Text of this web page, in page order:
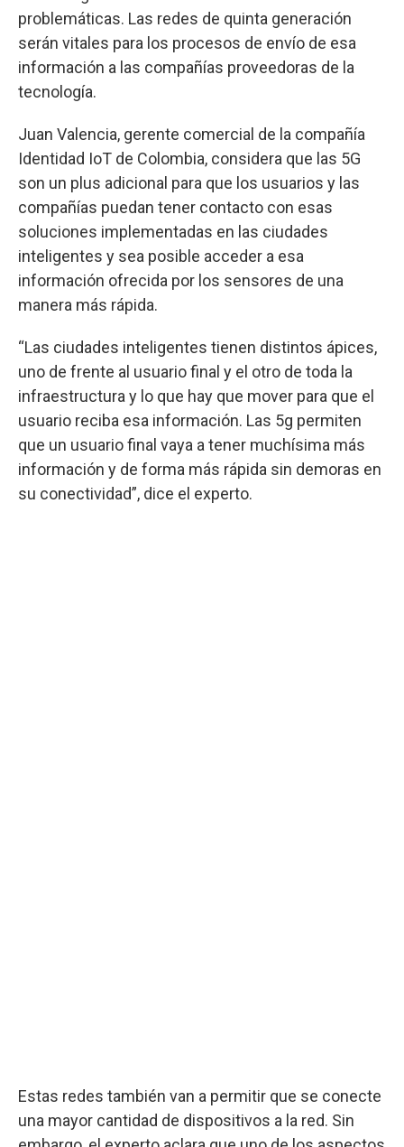
problemáticas. Las redes de quinta generación
serán vitales para los procesos de envío de esa
información a las compañías proveedoras de la
tecnología.
Juan Valencia, gerente comercial de la compañía
Identidad IoT de Colombia, considera que las 5G
son un plus adicional para que los usuarios y las
compañías puedan tener contacto con esas
soluciones implementadas en las ciudades
inteligentes y sea posible acceder a esa
información ofrecida por los sensores de una
manera más rápida.
“Las ciudades inteligentes tienen distintos ápices,
uno de frente al usuario final y el otro de toda la
infraestructura y lo que hay que mover para que el
usuario reciba esa información. Las 5g permiten
que un usuario final vaya a tener muchísima más
información y de forma más rápida sin demoras en
su conectividad”, dice el experto.
Estas redes también van a permitir que se conecte
una mayor cantidad de dispositivos a la red. Sin